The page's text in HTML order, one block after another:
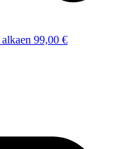
alkaen 99,00 €